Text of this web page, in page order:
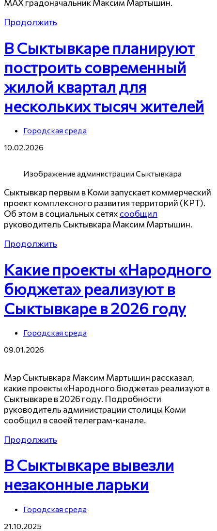
MAX градоначальник Максим Мартышин.
Продолжить
В Сыктывкаре планируют
построить современный
жилой квартал для
нескольких тысяч жителей
Городская среда
10.02.2026
Изображение администрации Сыктывкара
Сыктывкар первым в Коми запускает коммерческий
проект комплексного развития территорий (КРТ).
Об этом в социальных сетях сообщил
руководитель Сыктывкара Максим Мартышин.
Продолжить
Какие проекты «Народного
бюджета» реализуют в
Сыктывкаре в 2026 году
Городская среда
09.01.2026
Мэр Сыктывкара Максим Мартышин рассказал,
какие проекты «Народного бюджета» реализуют в
Сыктывкаре в 2026 году. Подробности
руководитель администрации столицы Коми
сообщил в своей телеграм-канале.
Продолжить
В Сыктывкаре вывезли
незаконные ларьки
Городская среда
21.10.2025